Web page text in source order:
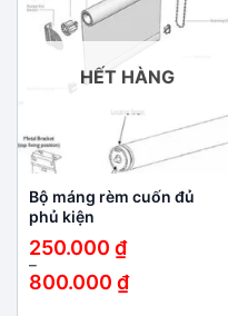
Add to
wishlist
HẾT HÀNG
Bộ máng rèm cuốn đủ
phủ kiện
250.000 ₫
–
800.000 ₫